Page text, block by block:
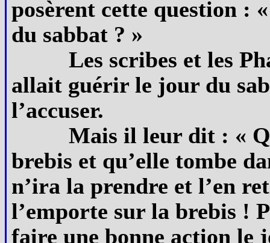
posèrent cette question :
du sabbat ? »
Les scribes et les
allait guérir le jour du
l’accuser.
Mais il leur dit : «
brebis et qu’elle tombe
n’ira la prendre et l’en
l’emporte sur la brebis !
faire une bonne action le